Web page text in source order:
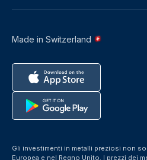
Made in Switzerland
Gli investimenti in metalli preziosi non
Europea e nel Regno Unito. I prezzi dei